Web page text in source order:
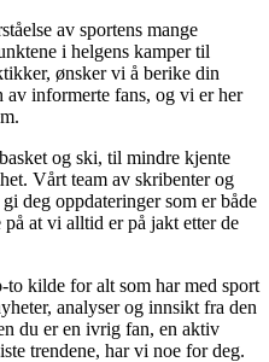
av sportens mange
i helgens kamper til
ønsker vi å berike din
av informerte fans, og vi er her
og ski, til mindre kjente
Vårt team av skribenter og
deg oppdateringer som er både
at vi alltid er på jakt etter de
kilde for alt som har med sport
analyser og innsikt fra den
du er en ivrig fan, en aktiv
trendene, har vi noe for deg.